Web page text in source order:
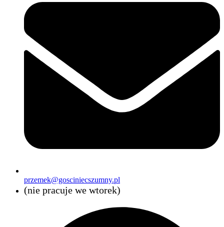
przemek@gosciniecszumny.pl
(nie pracuje we wtorek)